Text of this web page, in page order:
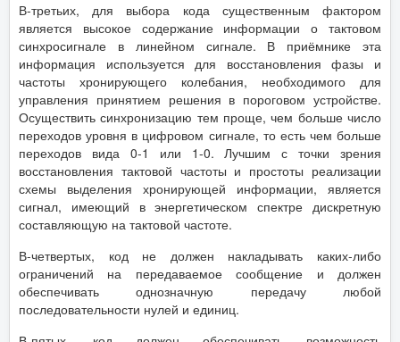
В-третьих, для выбора кода существенным фактором
является высокое содержание информации о тактовом
синхросигнале в линейном сигнале. В приёмнике эта
информация используется для восстановления фазы и
частоты хронирующего колебания, необходимого для
управления принятием решения в пороговом устройстве.
Осуществить синхронизацию тем проще, чем больше число
переходов уровня в цифровом сигнале, то есть чем больше
переходов вида 0-1 или 1-0. Лучшим с точки зрения
восстановления тактовой частоты и простоты реализации
схемы выделения хронирующей информации, является
сигнал, имеющий в энергетическом спектре дискретную
составляющую на тактовой частоте.
В-четвертых, код не должен накладывать каких-либо
ограничений на передаваемое сообщение и должен
обеспечивать однозначную передачу любой
последовательности нулей и единиц.